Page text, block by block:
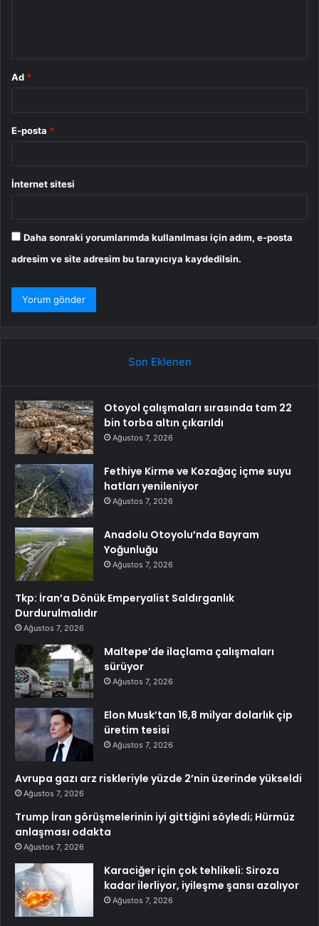
Ad *
E-posta *
İnternet sitesi
Daha sonraki yorumlarımda kullanılması için adım, e-posta
adresim ve site adresim bu tarayıcıya kaydedilsin.
Son Eklenen
Otoyol çalışmaları sırasında tam 22
bin torba altın çıkarıldı
Ağustos 7, 2026
Fethiye Kirme ve Kozağaç içme suyu
hatları yenileniyor
Ağustos 7, 2026
Anadolu Otoyolu’nda Bayram
Yoğunluğu
Ağustos 7, 2026
Tkp: İran’a Dönük Emperyalist Saldırganlık
Durdurulmalıdır
Ağustos 7, 2026
Maltepe’de ilaçlama çalışmaları
sürüyor
Ağustos 7, 2026
Elon Musk’tan 16,8 milyar dolarlık çip
üretim tesisi
Ağustos 7, 2026
Avrupa gazı arz riskleriyle yüzde 2’nin üzerinde yükseldi
Ağustos 7, 2026
Trump İran görüşmelerinin iyi gittiğini söyledi; Hürmüz
anlaşması odakta
Ağustos 7, 2026
Karaciğer için çok tehlikeli: Siroza
kadar ilerliyor, iyileşme şansı azalıyor
Ağustos 7, 2026